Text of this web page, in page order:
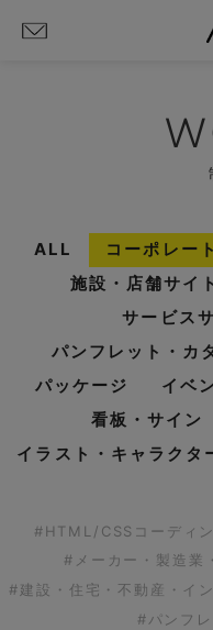
ALL コーポレー
施設・店舗サイト
サービス
パンフレット・カ
パッケージ
イベ
看板・サイン
イラスト・キャラクタ
#HTML/CSSコーディ
#メーカー・製造業
#建設・住宅・不動産・イ
#パンフレ